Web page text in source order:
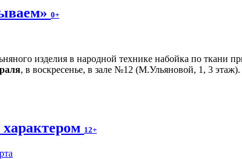
0+
изделия в народной технике набойка по ткани
, в воскресенье, в зале №12 (М.Ульяновой, 1, 3 этаж).
12+